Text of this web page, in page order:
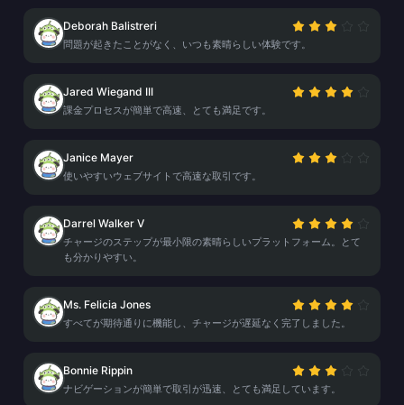
Deborah Balistreri
問題が起きたことがなく、いつも素晴らしい体験です。
Jared Wiegand III
課金プロセスが簡単で高速、とても満足です。
Janice Mayer
使いやすいウェブサイトで高速な取引です。
Darrel Walker V
チャージのステップが最小限の素晴らしいプラットフォーム。とて
も分かりやすい。
Ms. Felicia Jones
すべてが期待通りに機能し、チャージが遅延なく完了しました。
Bonnie Rippin
ナビゲーションが簡単で取引が迅速、とても満足しています。